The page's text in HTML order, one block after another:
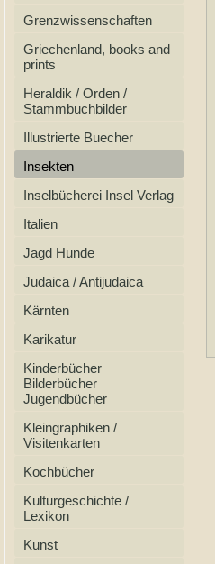
Grenzwissenschaften
Griechenland, books and
prints
Heraldik / Orden /
Stammbuchbilder
Illustrierte Buecher
Insekten
Inselbücherei Insel Verlag
Italien
Jagd Hunde
Judaica / Antijudaica
Kärnten
Karikatur
Kinderbücher
Bilderbücher
Jugendbücher
Kleingraphiken /
Visitenkarten
Kochbücher
Kulturgeschichte /
Lexikon
Kunst